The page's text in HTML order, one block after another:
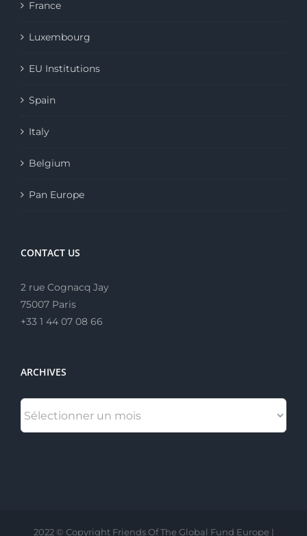
France
Luxembourg
EU Institutions
Spain
Italy
Belgium
Pan Europe
CONTACT US
2 rue Cognacq Jay
75007 Paris
+33 1 44 07 08 66
ARCHIVES
ARCHIVES
2022 © Copyright Friends Of The Global Fund Europe |